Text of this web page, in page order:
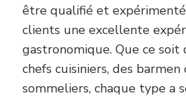
être qualifié et
clients une excellente
gastronomique. Que ce soit
chefs cuisiniers, des barmen
sommeliers, chaque type a